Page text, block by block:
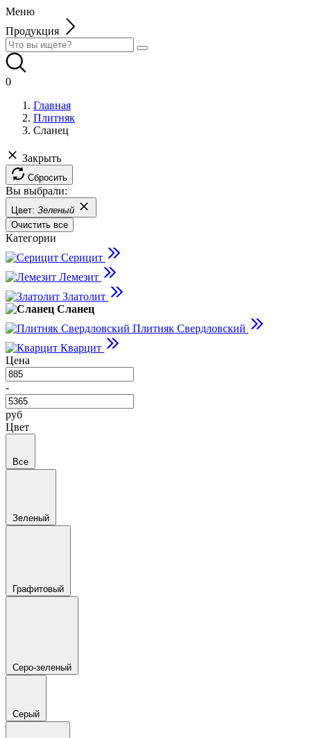
Меню
Продукция
0
Главная
Плитняк
Сланец
Закрыть
Сбросить
Вы выбрали:
Цвет: Зеленый
Очистить все
Категории
Серицит
Лемезит
Златолит
Сланец
Плитняк Свердловский
Кварцит
Цена
-
руб
Цвет
Все
Зеленый
Графитовый
Серо-зеленый
Серый